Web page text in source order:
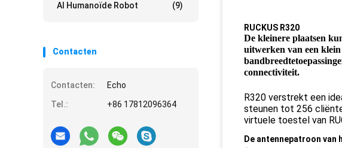
AI Humanoïde Robot (9)
Contacten
Contacten:
Echo
Tel.:
+86 17812096364
RUCKUS R320
De kleinere plaatsen
uitwerken van een
connectiviteit.
R320 verstrekt een
steunen tot 256
virtuele toestel van
De antennepatroon van